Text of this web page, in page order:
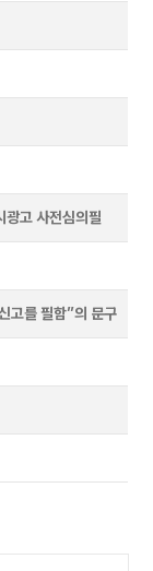
광고 사전심의필
고를 필함”의 문구